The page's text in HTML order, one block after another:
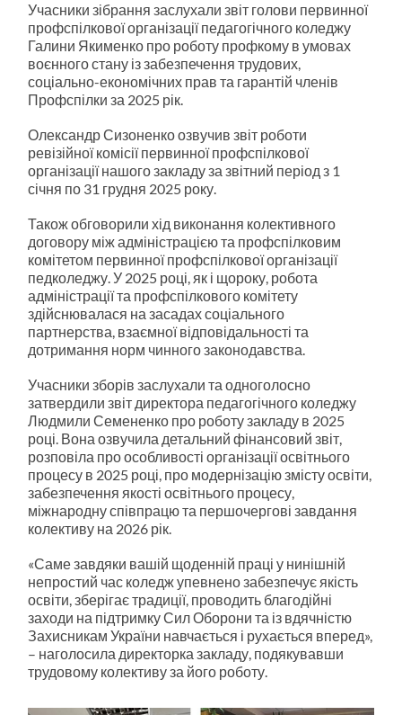
Учасники зібрання заслухали звіт голови первинної
профспілкової організації педагогічного коледжу
Галини Якименко про роботу профкому в умовах
воєнного стану із забезпечення трудових,
соціально-економічних прав та гарантій членів
Профспілки за 2025 рік.
Олександр Сизоненко озвучив звіт роботи
ревізійної комісії первинної профспілкової
організації нашого закладу за звітний період з 1
січня по 31 грудня 2025 року.
Також обговорили хід виконання колективного
договору між адміністрацією та профспілковим
комітетом первинної профспілкової організації
педколеджу. У 2025 році, як і щороку, робота
адміністрації та профспілкового комітету
здійснювалася на засадах соціального
партнерства, взаємної відповідальності та
дотримання норм чинного законодавства.
Учасники зборів заслухали та одноголосно
затвердили звіт директора педагогічного коледжу
Людмили Семененко про роботу закладу в 2025
році. Вона озвучила детальний фінансовий звіт,
розповіла про особливості організації освітнього
процесу в 2025 році, про модернізацію змісту освіти,
забезпечення якості освітнього процесу,
міжнародну співпрацю та першочергові завдання
колективу на 2026 рік.
«Саме завдяки вашій щоденній праці у нинішній
непростий час коледж упевнено забезпечує якість
освіти, зберігає традиції, проводить благодійні
заходи на підтримку Сил Оборони та із вдячністю
Захисникам України навчається і рухається вперед»,
– наголосила директорка закладу, подякувавши
трудовому колективу за його роботу.